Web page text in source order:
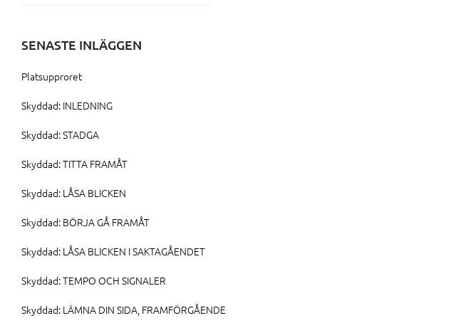
SENASTE INLÄGGEN
Platsupproret
Skyddad: INLEDNING
Skyddad: STADGA
Skyddad: TITTA FRAMÅT
Skyddad: LÅSA BLICKEN
Skyddad: BÖRJA GÅ FRAMÅT
Skyddad: LÅSA BLICKEN I SAKTAGÅENDET
Skyddad: TEMPO OCH SIGNALER
Skyddad: LÄMNA DIN SIDA, FRAMFÖRGÅENDE